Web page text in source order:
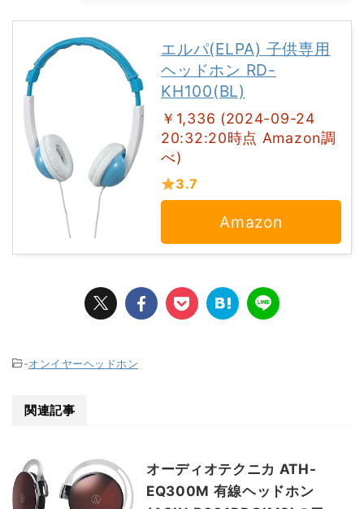
エルパ(ELPA) 子供専用
ヘッドホン RD-
KH100(BL)
￥1,336 (2024-09-24
20:32:20時点 Amazon調
べ)
3.7
Amazon
-オンイヤーヘッドホン
関連記事
オーディオテクニカ ATH-
EQ300M 有線ヘッドホン